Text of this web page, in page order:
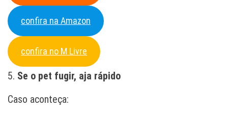
confira na Amazon
confira no M Livre
5. Se o pet fugir, aja rápido
Caso aconteça: